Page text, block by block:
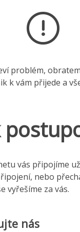
problém,
k vám přijede a
vás připojíme
nebo
vyřešíme za vás.
nás